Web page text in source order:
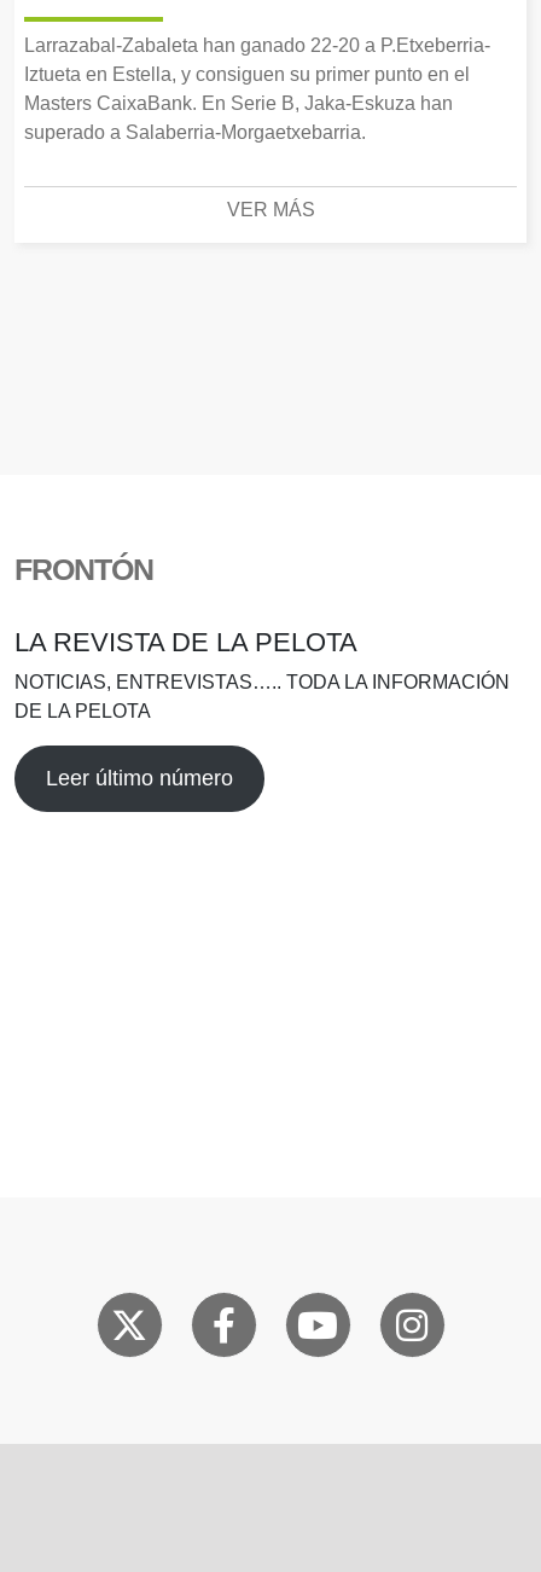
Larrazabal-Zabaleta han ganado 22-20 a P.Etxeberria-
Iztueta en Estella, y consiguen su primer punto en el
Masters CaixaBank. En Serie B, Jaka-Eskuza han
superado a Salaberria-Morgaetxebarria.
VER MÁS
FRONTÓN
LA REVISTA DE LA PELOTA
NOTICIAS, ENTREVISTAS….. TODA LA INFORMACIÓN
DE LA PELOTA
Leer último número